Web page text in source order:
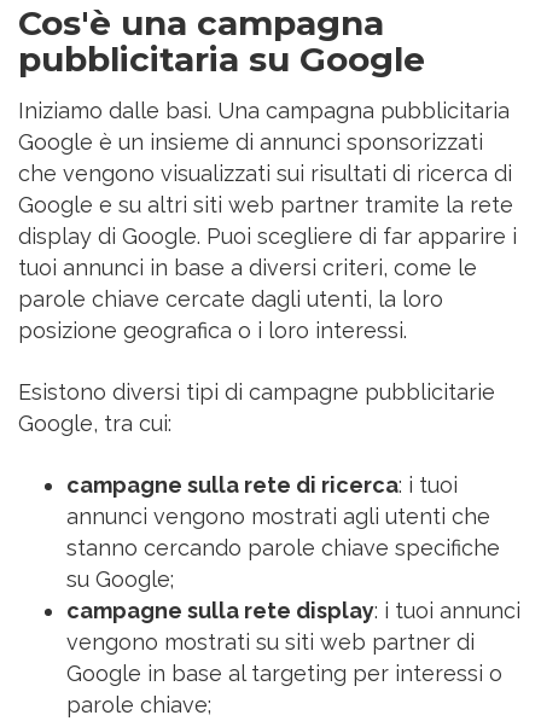
Cos'è una campagna
pubblicitaria su Google
Iniziamo dalle basi. Una campagna pubblicitaria
Google è un insieme di annunci sponsorizzati
che vengono visualizzati sui risultati di ricerca di
Google e su altri siti web partner tramite la rete
display di Google. Puoi scegliere di far apparire i
tuoi annunci in base a diversi criteri, come le
parole chiave cercate dagli utenti, la loro
posizione geografica o i loro interessi.
Esistono diversi tipi di campagne pubblicitarie
Google, tra cui:
campagne sulla rete di ricerca: i tuoi
annunci vengono mostrati agli utenti che
stanno cercando parole chiave specifiche
su Google;
campagne sulla rete display: i tuoi annunci
vengono mostrati su siti web partner di
Google in base al targeting per interessi o
parole chiave;